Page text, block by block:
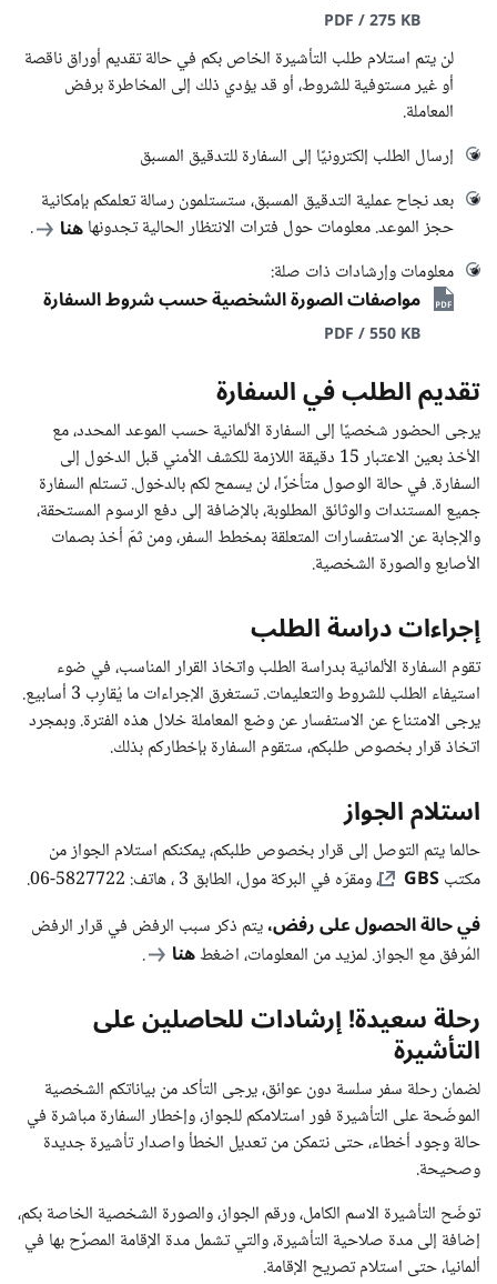
PDF / 275 KB
لن يتم استلام طلب التأشيرة الخاص بكم في حالة تقديم أوراق ناقصة
أو غير مستوفية للشروط، أو قد يؤدي ذلك إلى المخاطرة برفض
المعاملة.
إرسال الطلب إلكترونيًا إلى السفارة للتدقيق المسبق
بعد نجاح عملية التدقيق المسبق، ستستلمون رسالة تعلمكم بإمكانية
حجز الموعد. معلومات حول فترات الانتظار الحالية تجدونهاهنا
.
معلومات وإرشادات ذات صلة:
مواصفات الصورة الشخصية حسب شروط السفارة
PDF / 550 KB
تقديم الطلب في السفارة
يرجى الحضور شخصيًا إلى السفارة الألمانية حسب الموعد المحدد، مع
الأخذ بعين الاعتبار 15 دقيقة اللازمة للكشف الأمني قبل الدخول إلى
السفارة. في حالة الوصول متأخرًا، لن يسمح لكم بالدخول. تستلم السفارة
جميع المستندات والوثائق المطلوبة، بالإضافة إلى دفع الرسوم المستحقة،
والإجابة عن الاستفسارات المتعلقة بمخطط السفر، ومن ثمّ أخذ بصمات
الأصابع والصورة الشخصية.
إجراءات دراسة الطلب
تقوم السفارة الألمانية بدراسة الطلب واتخاذ القرار المناسب، في ضوء
استيفاء الطلب للشروط والتعليمات. تستغرق الإجراءات ما يُقارِب 3 أسابيع.
يرجى الامتناع عن الاستفسار عن وضع المعاملة خلال هذه الفترة. وبمجرد
اتخاذ قرار بخصوص طلبكم، ستقوم السفارة بإخطاركم بذلك.
استلام الجواز
حالما يتم التوصل إلى قرار بخصوص طلبكم، يمكنكم استلام الجواز من
مكتبGBS ، ومقرّه في البركة مول، الطابق 3 ، هاتف: 5827722-06.
في حالة الحصول على رفض،يتم ذكر سبب الرفض في قرار الرفض
المُرفق مع الجواز. لمزيد من المعلومات، اضغطهنا .
رحلة سعيدة! إرشادات للحاصلين على
التأشيرة
لضمان رحلة سفر سلسة دون عوائق، يرجى التأكد من بياناتكم الشخصية
الموضّحة على التأشيرة فور استلامكم للجواز، وإخطار السفارة مباشرة في
حالة وجود أخطاء، حتى نتمكن من تعديل الخطأ واصدار تأشيرة جديدة
وصحيحة.
توضّح التأشيرة الاسم الكامل، ورقم الجواز، والصورة الشخصية الخاصة بكم،
إضافة إلى مدة صلاحية التأشيرة، والتي تشمل مدة الإقامة المصرَّح بها في
ألمانيا، حتى استلام تصريح الإقامة.